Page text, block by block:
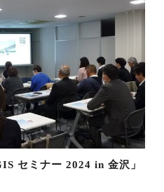
セミナー 2024 in 金沢」